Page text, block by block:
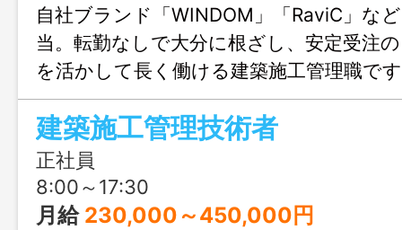
自社ブランド「WINDOM」「RaviC」な
当。転勤なしで大分に根ざし、安定受注
を活かして長く働ける建築施工管理職で
建築施工管理技術者
正社員
8:00～17:30
月給 230,000～450,000円